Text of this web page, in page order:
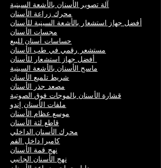
آلة تصوير الأسنان بالأشعة السينية
محرك زراعة الأسنان
أفضل جهاز استشعار بالأشعة السينية للأسنان
مجسات الأسنان
حساسات أسنان للبيع
مستشعر رقمي في طب الأسنان
ماسح الأسنان بالأشعة السينية
شريط تلميع الأسنان
مصعد جذر الأسنان
قشارة الأسنان بالموجات فوق الصوتية
ملفات الأسنان إندو
موسع عظام الأسنان
قاطع لثة الأسنان
محرك الأسنان الداخلي
كاميرا داخل الفم
نهج قمة الأسنان
نهج الأسنان الجانبي